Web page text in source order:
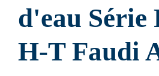
d'eau Série
H-T Faudi